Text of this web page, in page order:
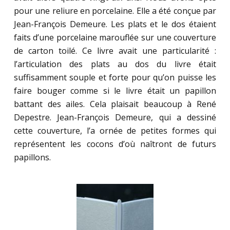
pour une reliure en porcelaine. Elle a été conçue par
Jean-François Demeure. Les plats et le dos étaient
faits d’une porcelaine marouflée sur une couverture
de carton toilé. Ce livre avait une particularité :
l’articulation des plats au dos du livre était
suffisamment souple et forte pour qu’on puisse les
faire bouger comme si le livre était un papillon
battant des ailes. Cela plaisait beaucoup à René
Depestre. Jean-François Demeure, qui a dessiné
cette couverture, l’a ornée de petites formes qui
représentent les cocons d’où naîtront de futurs
papillons.